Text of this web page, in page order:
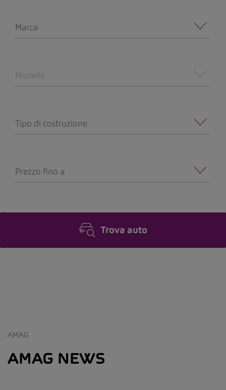
Marca
Modello
Tipo di costruzione
Prezzo fino a
Trova auto
AMAG
AMAG NEWS